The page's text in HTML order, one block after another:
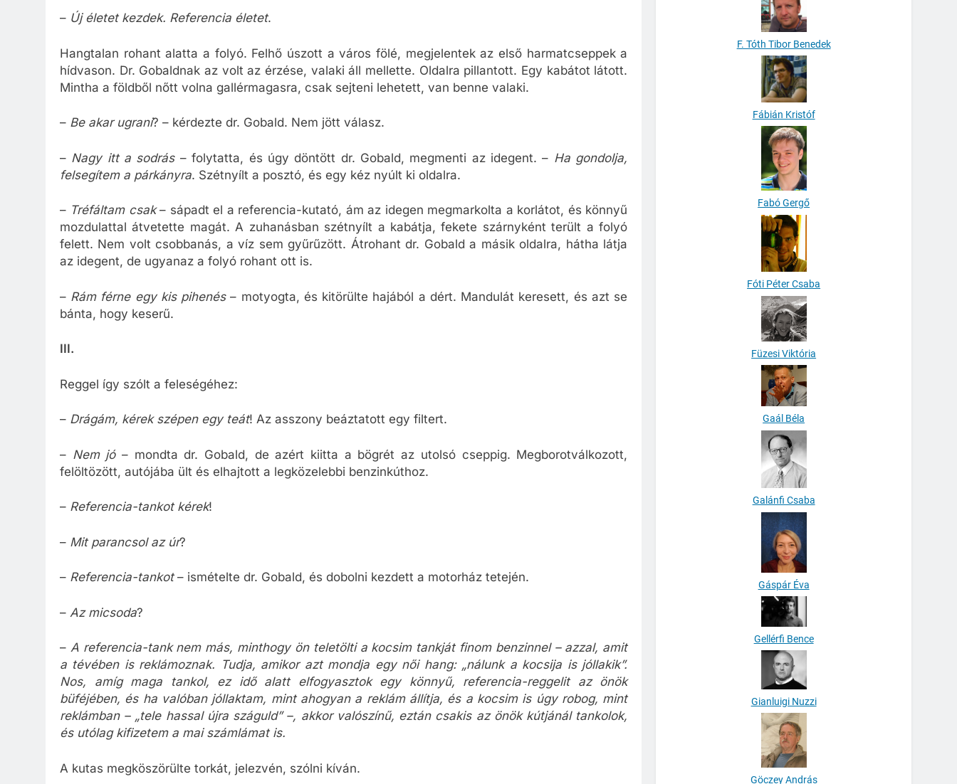
– Új életet kezdek. Referencia életet.
Hangtalan rohant alatta a folyó. Felhő úszott a város fölé, megjelentek az első harmatcseppek a
hídvason. Dr. Gobaldnak az volt az érzése, valaki áll mellette. Oldalra pillantott. Egy kabátot látott.
Mintha a földből nőtt volna gallérmagasra, csak sejteni lehetett, van benne valaki.
– Be akar ugrani? – kérdezte dr. Gobald. Nem jött válasz.
– Nagy itt a sodrás– folytatta, és úgy döntött dr. Gobald, megmenti az idegent. – Ha gondolja,
felsegítem a párkányra. Szétnyílt a posztó, és egy kéz nyúlt ki oldalra.
– Tréfáltam csak– sápadt el a referencia-kutató, ám az idegen megmarkolta a korlátot, és könnyű
mozdulattal átvetette magát. A zuhanásban szétnyílt a kabátja, fekete szárnyként terült a folyó
felett. Nem volt csobbanás, a víz sem gyűrűzött. Átrohant dr. Gobald a másik oldalra, hátha látja
az idegent, de ugyanaz a folyó rohant ott is.
– Rám férne egy kis pihenés– motyogta, és kitörülte hajából a dért. Mandulát keresett, és azt se
bánta, hogy keserű.
III.
Reggel így szólt a feleségéhez:
– Drágám, kérek szépen egy teát! Az asszony beáztatott egy filtert.
– Nem jó– mondta dr. Gobald, de azért kiitta a bögrét az utolsó cseppig. Megborotválkozott,
felöltözött, autójába ült és elhajtott a legközelebbi benzinkúthoz.
– Referencia-tankot kérek!
– Mit parancsol az úr?
– Referencia-tankot– ismételte dr. Gobald, és dobolni kezdett a motorház tetején.
– Az micsoda?
– A referencia-tank nem más, minthogy ön teletölti a kocsim tankját finom benzinnel – azzal, amit
a tévében is reklámoznak. Tudja, amikor azt mondja egy női hang: „nálunk a kocsija is jóllakik”.
Nos, amíg maga tankol, ez idő alatt elfogyasztok egy könnyű, referencia-reggelit az önök
büféjében, és ha valóban jóllaktam, mint ahogyan a reklám állítja, és a kocsim is úgy robog, mint
reklámban – „tele hassal újra száguld” –, akkor valószínű, eztán csakis az önök kútjánál tankolok,
és utólag kifizetem a mai számlámat is.
A kutas megköszörülte torkát, jelezvén, szólni kíván.
F. Tóth Tibor Benedek
Fábián Kristóf
Fabó Gergő
Fóti Péter Csaba
Füzesi Viktória
Gaál Béla
Galánfi Csaba
Gáspár Éva
Gellérfi Bence
Gianluigi Nuzzi
Göczey András